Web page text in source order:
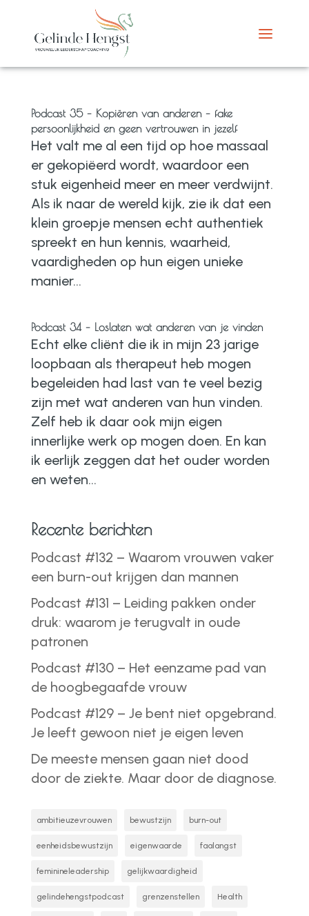
Podcast 35 – Kopiëren van anderen – fake
persoonlijkheid en geen vertrouwen in jezelf
Het valt me al een tijd op hoe massaal
er gekopiëerd wordt, waardoor een
stuk eigenheid meer en meer verdwijnt.
Als ik naar de wereld kijk, zie ik dat een
klein groepje mensen echt authentiek
spreekt en hun kennis, waarheid,
vaardigheden op hun eigen unieke
manier...
Podcast 34 – Loslaten wat anderen van je vinden
Echt elke cliënt die ik in mijn 23 jarige
loopbaan als therapeut heb mogen
begeleiden had last van te veel bezig
zijn met wat anderen van hun vinden.
Zelf heb ik daar ook mijn eigen
innerlijke werk op mogen doen. En kan
ik eerlijk zeggen dat het ouder worden
en weten...
Recente berichten
Podcast #132 – Waarom vrouwen vaker
een burn-out krijgen dan mannen
Podcast #131 – Leiding pakken onder
druk: waarom je terugvalt in oude
patronen
Podcast #130 – Het eenzame pad van
de hoogbegaafde vrouw
Podcast #129 – Je bent niet opgebrand.
Je leeft gewoon niet je eigen leven
De meeste mensen gaan niet dood
door de ziekte. Maar door de diagnose.
ambitieuzevrouwen bewustzijn burn-out
eenheidsbewustzijn eigenwaarde faalangst
feminineleadership gelijkwaardigheid
gelindehengstpodcast grenzenstellen Health